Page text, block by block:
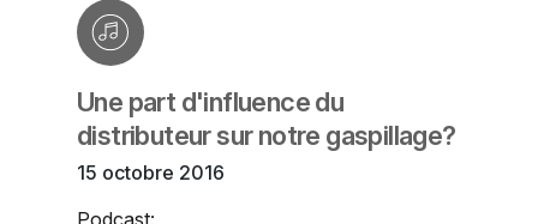
Une part d'influence du
distributeur sur notre gaspillage?
15 octobre 2016